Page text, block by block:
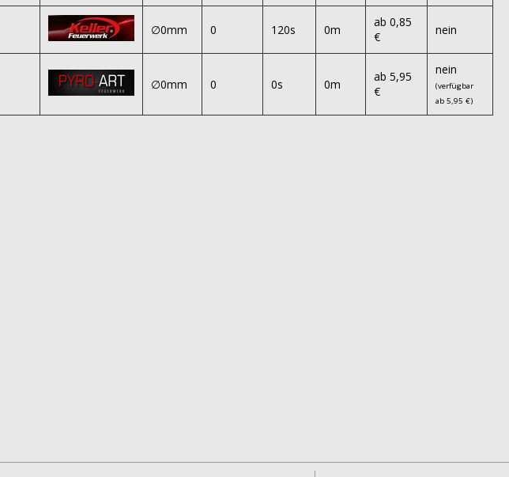
∅0mm 0 120s 0m
ab 0,85
€
nein
∅0mm 0 0s 0m
ab 5,95
€
nein
(verfügbar
ab 5,95 €)